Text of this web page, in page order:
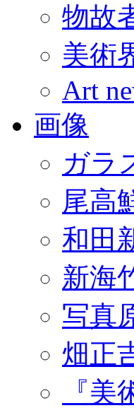
物故
美術
Art
画像
ガラ
尾高
和田
新海
写真
畑正
『